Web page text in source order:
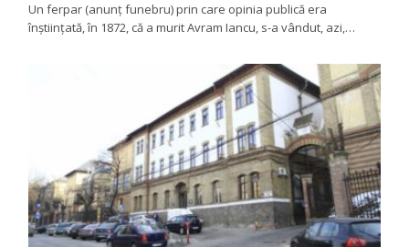
Un ferpar (anunţ funebru) prin care opinia publică era
înştiinţată, în 1872, că a murit Avram Iancu, s-a vândut, azi,…